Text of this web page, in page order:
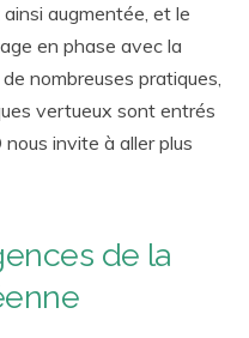
augmentée, et le
en phase avec la
nombreuses pratiques,
vertueux sont entrés
invite à aller plus
de la